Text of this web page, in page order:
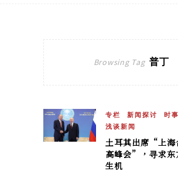
Browsing Tag 普丁
专栏 新闻探讨
时事
浅谈新闻
土耳其出席“上海
高峰会”，寻求东
生机